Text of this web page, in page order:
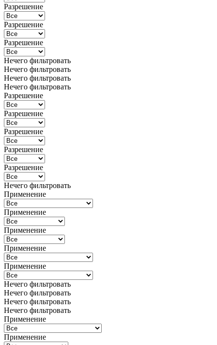
Разрешение
Разрешение
Разрешение
Нечего фильтровать
Нечего фильтровать
Нечего фильтровать
Нечего фильтровать
Разрешение
Разрешение
Разрешение
Разрешение
Разрешение
Нечего фильтровать
Применение
Применение
Применение
Применение
Применение
Нечего фильтровать
Нечего фильтровать
Нечего фильтровать
Нечего фильтровать
Применение
Применение